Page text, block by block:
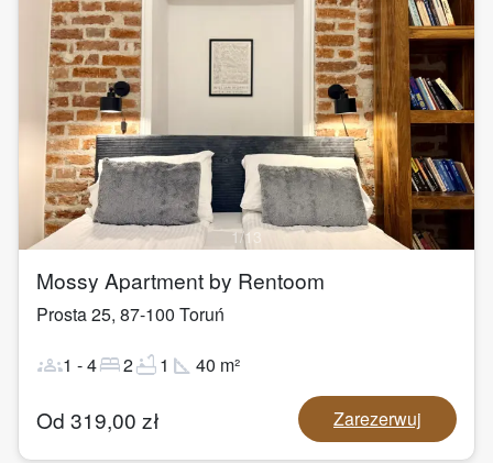
1 /13
Mossy Apartment by Rentoom
Prosta 25, 87-100 Toruń
groups1 -4bed2bathtub1 square_foot 40 m²
Od 319,00 zł Zarezerwuj